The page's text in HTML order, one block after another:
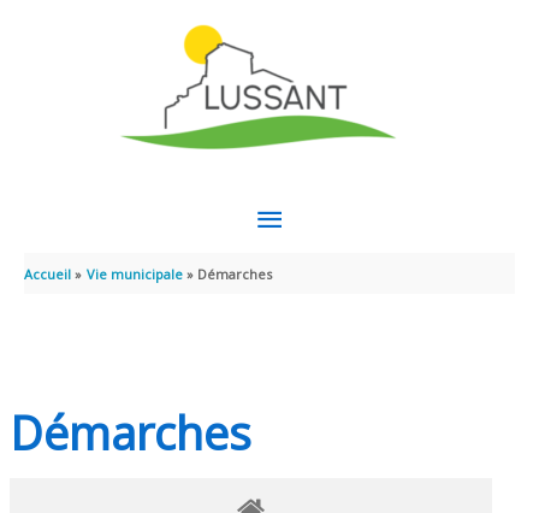
MENU
PRINCIPAL
Accueil Vie municipale Démarches
Démarches